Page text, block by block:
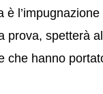
è
prova, spetterà
che hanno